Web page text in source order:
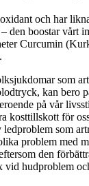
och har
den boostar vårt
Curcumin
som
kan bero
på vår
kosttillskott för
som
problem med
den
vid hudproblem